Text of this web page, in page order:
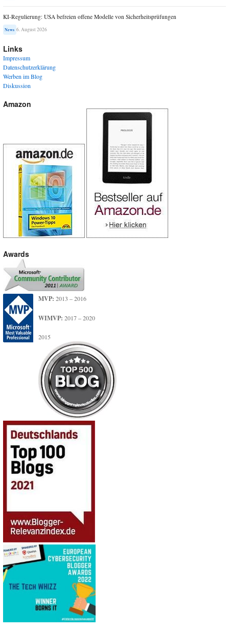
KI-Regulierung: USA befreien offene Modelle von Sicherheitsprüfungen
News 6. August 2026
Links
Impressum
Datenschutzerklärung
Werben im Blog
Diskussion
Amazon
Awards
MVP: 2013 – 2016
WIMVP: 2017 – 2020
2015